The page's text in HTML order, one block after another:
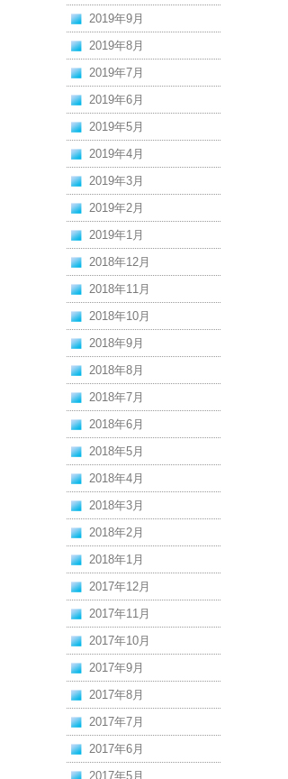
2019年9月
2019年8月
2019年7月
2019年6月
2019年5月
2019年4月
2019年3月
2019年2月
2019年1月
2018年12月
2018年11月
2018年10月
2018年9月
2018年8月
2018年7月
2018年6月
2018年5月
2018年4月
2018年3月
2018年2月
2018年1月
2017年12月
2017年11月
2017年10月
2017年9月
2017年8月
2017年7月
2017年6月
2017年5月